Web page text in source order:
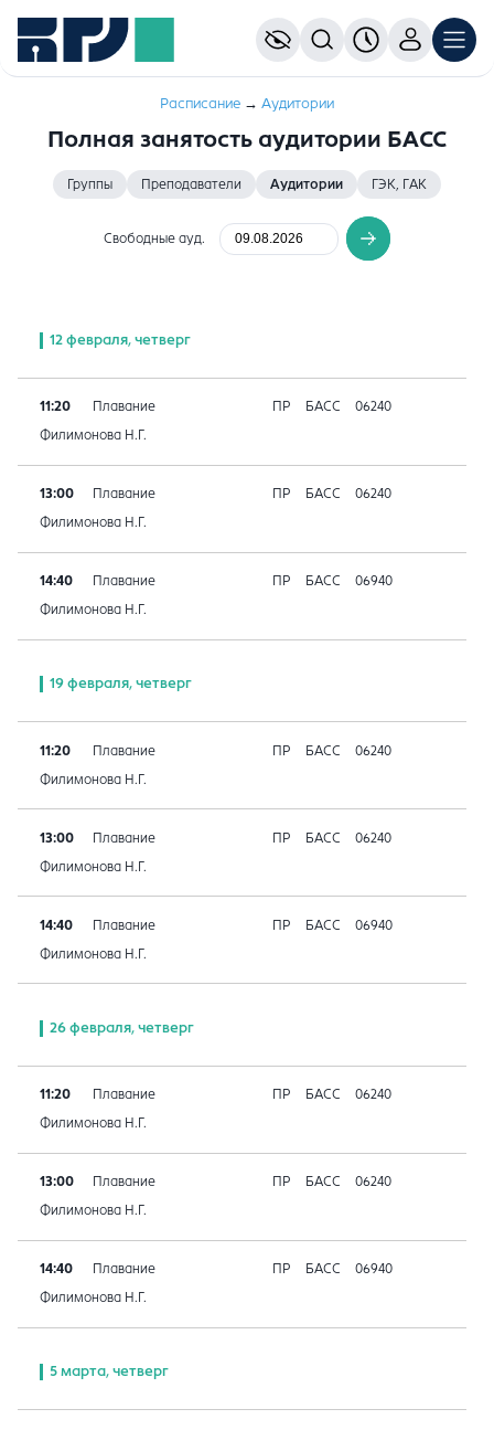
Расписание → Аудитории
Полная занятость аудитории БАСС
Группы Преподаватели Аудитории ГЭК, ГАК
Свободные ауд.
12 февраля, четверг
11:20 Плавание ПР БАСС 06240
Филимонова Н.Г.
13:00 Плавание ПР БАСС 06240
Филимонова Н.Г.
14:40 Плавание ПР БАСС 06940
Филимонова Н.Г.
19 февраля, четверг
11:20 Плавание ПР БАСС 06240
Филимонова Н.Г.
13:00 Плавание ПР БАСС 06240
Филимонова Н.Г.
14:40 Плавание ПР БАСС 06940
Филимонова Н.Г.
26 февраля, четверг
11:20 Плавание ПР БАСС 06240
Филимонова Н.Г.
13:00 Плавание ПР БАСС 06240
Филимонова Н.Г.
14:40 Плавание ПР БАСС 06940
Филимонова Н.Г.
5 марта, четверг